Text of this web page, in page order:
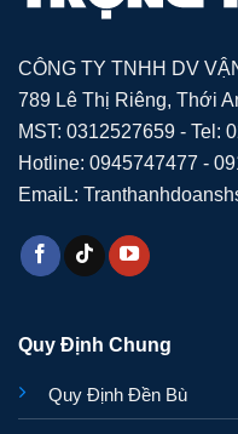
CÔNG TY TNHH DV
789 Lê Thị Riêng, Thới
MST: 0312527659 - Tel:
Hotline: 0945747477 -
EmaiL:
Quy Định Chung
Quy Định Đền Bù